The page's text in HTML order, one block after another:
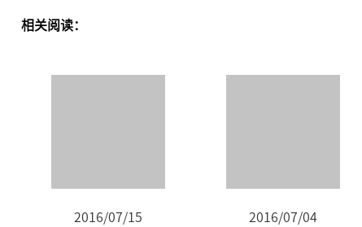
相关阅读：
2016/07/15 2016/07/04